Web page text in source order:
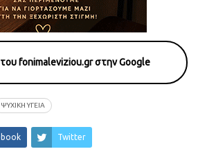
fonimaleviziou.gr στην Google
ΨΥΧΙΚΗ ΥΓΕΙΑ
Twitter